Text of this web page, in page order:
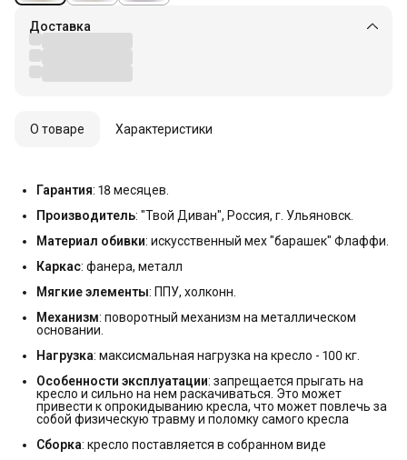
Доставка
О товаре Характеристики
Гарантия: 18 месяцев.
Производитель: "Твой Диван", Россия, г. Ульяновск.
Материал обивки: искусственный мех "барашек" Флаффи.
Каркас: фанера, металл
Мягкие элементы: ППУ, холконн.
Механизм: поворотный механизм на металлическом
основании.
Нагрузка: максисмальная нагрузка на кресло - 100 кг.
Особенности эксплуатации: запрещается прыгать на
кресло и сильно на нем раскачиваться. Это может
привести к опрокидыванию кресла, что может повлечь за
собой физическую травму и поломку самого кресла
Сборка: кресло поставляется в собранном виде